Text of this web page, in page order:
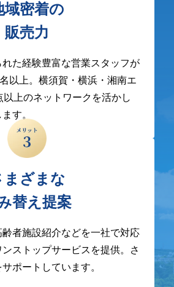
域密着の
販売力
た経験豊富な営業スタッフが
以上。横須賀・横浜・湘南エ
以上のネットワークを活かし
す。
まざまな
替え提案
者施設紹介などを一社で対応
ストップサービスを提供。さ
ポートしています。